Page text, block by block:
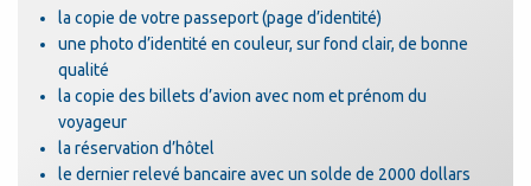
la copie de votre passeport (page d’identité)
une photo d’identité en couleur, sur fond clair, de bonne
qualité
la copie des billets d’avion avec nom et prénom du
voyageur
la réservation d’hôtel
le dernier relevé bancaire avec un solde de 2000 dollars